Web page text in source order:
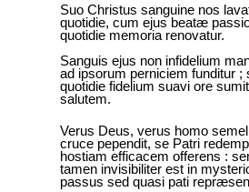
Suo Christus sanguine nos
quotidie, cum ejus beatæ
quotidie memoria renovatur.
Sanguis ejus non infidelium
ad ipsorum perniciem funditur ;
quotidie fidelium suavi ore
salutem.
Verus Deus, verus homo
cruce pependit, se Patri
hostiam efficacem offerens :
tamen invisibiliter est in
passus sed quasi pati